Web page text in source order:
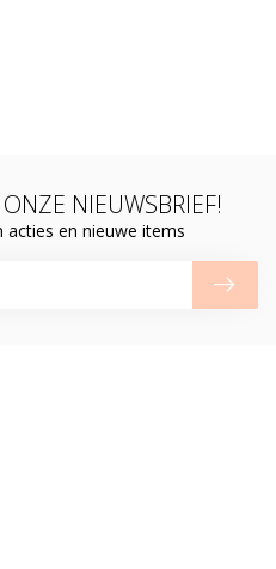
NIEUWSBRIEF!
en nieuwe items